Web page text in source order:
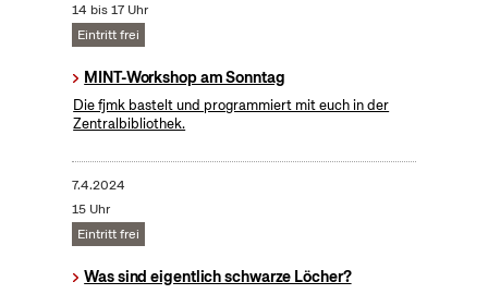
14 bis 17 Uhr
Eintritt frei
MINT-Workshop am Sonntag
Die fjmk bastelt und programmiert mit euch in der
Zentralbibliothek.
7.4.2024
15 Uhr
Eintritt frei
Was sind eigentlich schwarze Löcher?